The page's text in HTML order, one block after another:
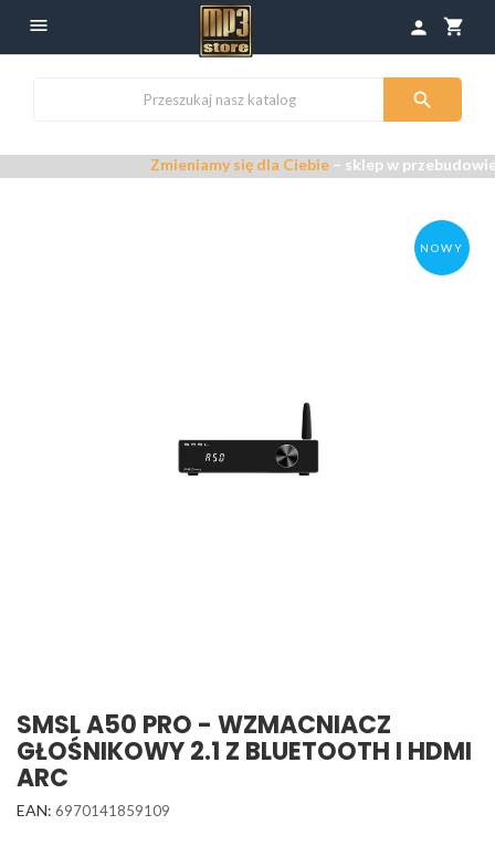
 shopping_cart
person

Zmieniamy się dla Ciebie– sklep w przebudowie –
NOWY
SMSL A50 PRO - WZMACNIACZ
GŁOŚNIKOWY 2.1 Z BLUETOOTH I HDMI
ARC
EAN: 6970141859109